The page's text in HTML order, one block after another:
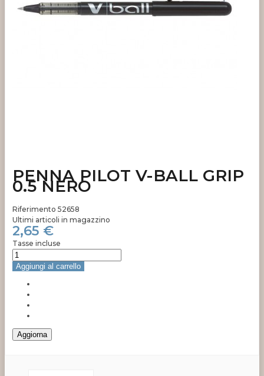
PENNA PILOT V-BALL GRIP
0.5 NERO
Riferimento 52658
Ultimi articoli in magazzino
2,65 €
Tasse incluse
Aggiungi al carrello